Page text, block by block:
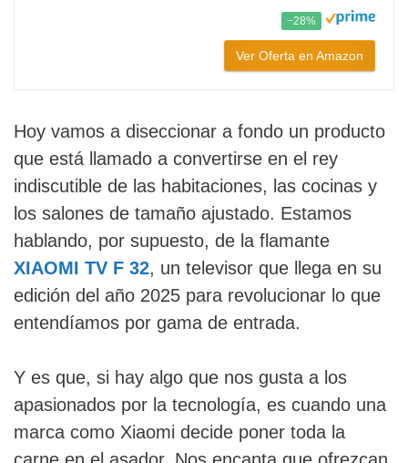
−28%
Ver Oferta en Amazon
Hoy vamos a diseccionar a fondo un producto
que está llamado a convertirse en el rey
indiscutible de las habitaciones, las cocinas y
los salones de tamaño ajustado. Estamos
hablando, por supuesto, de la flamante
XIAOMI TV F 32, un televisor que llega en su
edición del año 2025 para revolucionar lo que
entendíamos por gama de entrada.
Y es que, si hay algo que nos gusta a los
apasionados por la tecnología, es cuando una
marca como Xiaomi decide poner toda la